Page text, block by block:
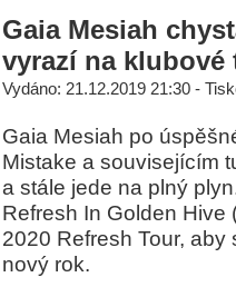
Gaia Mesiah
vyrazí na klubové
Vydáno: 21.12.2019 21:30 -
Gaia Mesiah po
Mistake a souvisejícím
a stále jede na plný
Refresh In Golden Hive
2020 Refresh Tour,
nový rok.